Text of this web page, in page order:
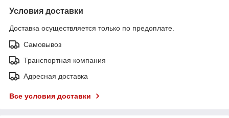
Условия доставки
Доставка осуществляется только по предоплате.
Самовывоз
Транспортная компания
Адресная доставка
Все условия доставки